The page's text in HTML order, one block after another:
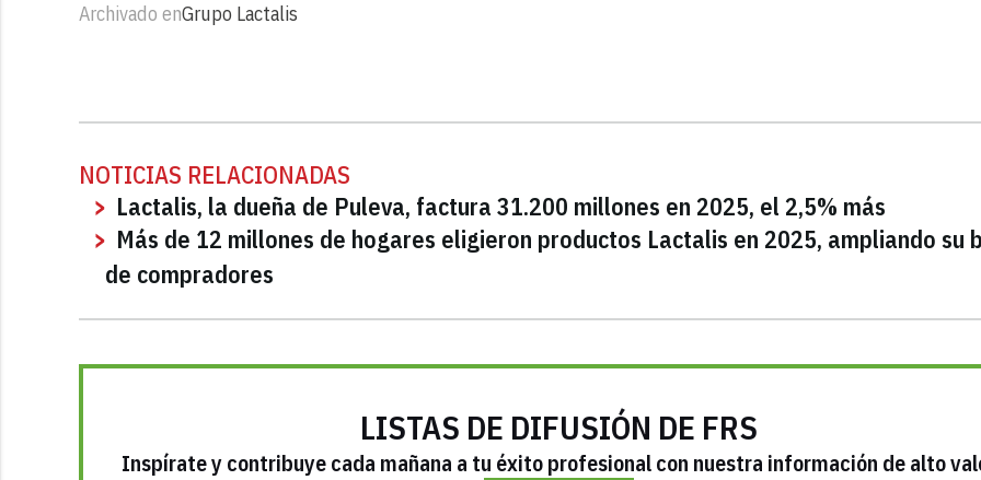
Archivado enGrupo Lactalis
NOTICIAS RELACIONADAS
Lactalis, la dueña de Puleva, factura 31.200 millones en 2025, el 2,5% más
Más de 12 millones de hogares eligieron productos Lactalis en 2025, ampliando su
de compradores
LISTAS DE DIFUSIÓN DE FRS
Inspírate y contribuye cada mañana a tu éxito profesional con nuestra información de alto